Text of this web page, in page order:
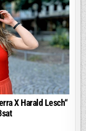
X Harald Lesch“